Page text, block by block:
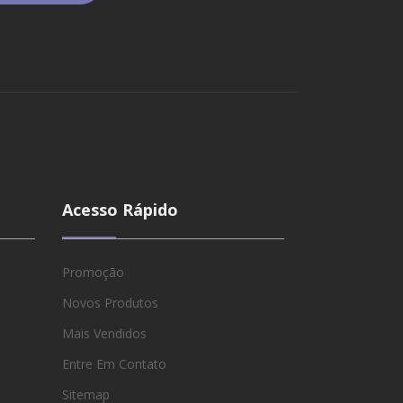
Acesso Rápido
Promoção
Novos Produtos
Mais Vendidos
Entre Em Contato
Sitemap